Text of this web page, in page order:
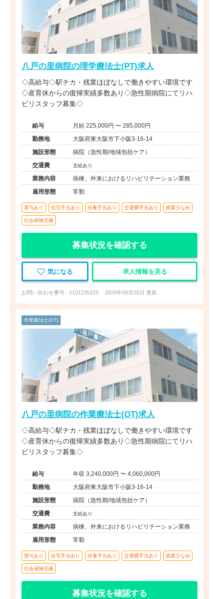
八戸の里病院の理学療法士(PT)求人
◇高給与◇駅チカ・残業ほぼなしで働きやすい環境です
◇産育休からの復帰実績多数あり◇急性期病院にてリハ
ビリスタッフ募集◇
給与
月給 225,000円 〜 285,000円
勤務地
大阪府東大阪市下小阪3-16-14
施設形態
病院（急性期/地域包括ケア）
交通費
支給あり
業務内容
病棟、外来におけるリハビリテーション業務
雇用形態
常勤
賞与あり 住宅手当あり 扶養手当あり 交通費手当あり 残業少なめ
社会保険完備
募集状況を確認する
気になる 求人情報を見る
お問い合わせ番号 : J101235223 2026年06月25日 更新
作業療法士(OT)
八戸の里病院の作業療法士(OT)求人
◇高給与◇駅チカ・残業ほぼなしで働きやすい環境です
◇産育休からの復帰実績多数あり◇急性期病院にてリハ
ビリスタッフ募集◇
給与
年収 3,240,000円 〜 4,060,000円
勤務地
大阪府東大阪市下小阪3-16-14
施設形態
病院（急性期/地域包括ケア）
交通費
支給あり
業務内容
病棟、外来におけるリハビリテーション業務
雇用形態
常勤
賞与あり 住宅手当あり 扶養手当あり 交通費手当あり 残業少なめ
社会保険完備
募集状況を確認する